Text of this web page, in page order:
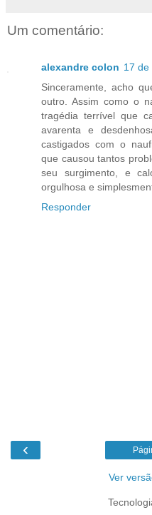
Um comentário:
alexandre colon 17 de
Sinceramente, acho
outro. Assim como o
tragédia terrível que
avarenta e
castigados com o
que causou tantos
seu surgimento, e
orgulhosa e
Responder
‹
Ver